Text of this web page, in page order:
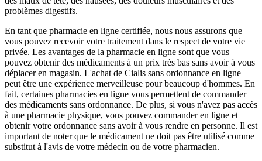
problèmes digestifs.
En tant que pharmacie en ligne certifiée, nous nous assurons que
vous pouvez recevoir votre traitement dans le respect de votre vie
privée. Les avantages de la pharmacie en ligne sont que vous
pouvez obtenir des médicaments à un prix très bas sans avoir à vous
déplacer en magasin. L'achat de Cialis sans ordonnance en ligne
peut être une expérience merveilleuse pour beaucoup d'hommes. En
fait, certaines pharmacies en ligne vous permettent de commander
des médicaments sans ordonnance. De plus, si vous n'avez pas accès
à une pharmacie physique, vous pouvez commander en ligne et
obtenir votre ordonnance sans avoir à vous rendre en personne. Il est
important de noter que le médicament ne doit pas être utilisé comme
substitut à l'avis de votre médecin ou de votre pharmacien.